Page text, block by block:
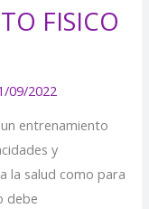
FISICO
09/2022
entrenamiento
y
la salud como para
debe